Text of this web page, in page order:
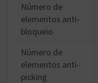
Número de
elementos anti-
bloqueio
Número de
elementos anti-
picking